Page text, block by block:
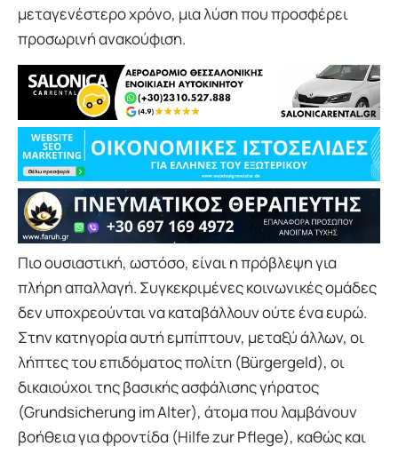
μεταγενέστερο χρόνο, μια λύση που προσφέρει
προσωρινή ανακούφιση.
Πιο ουσιαστική, ωστόσο, είναι η πρόβλεψη για
πλήρη απαλλαγή. Συγκεκριμένες κοινωνικές ομάδες
δεν υποχρεούνται να καταβάλλουν ούτε ένα ευρώ.
Στην κατηγορία αυτή εμπίπτουν, μεταξύ άλλων, οι
λήπτες του επιδόματος πολίτη (Bürgergeld), οι
δικαιούχοι της βασικής ασφάλισης γήρατος
(Grundsicherung im Alter), άτομα που λαμβάνουν
βοήθεια για φροντίδα (Hilfe zur Pflege), καθώς και